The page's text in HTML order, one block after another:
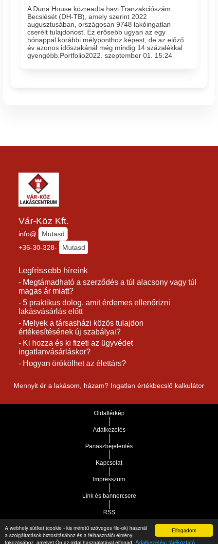
Elfogadom
A webhely sütiket (cookie - kis méretű szöveges file-ok) használ
a szolgáltatások biztosításához és a felhasználói élmény
fokozásához, amelyet Ön az oldal használatával elfogad. Adatkezelési tájékoztató
A Duna House közreadta havi Tranzakciószám
Becslését (DH-TB), amely szerint 2022
augusztusában, országosan 9748 lakóingatlan
cserélt tulajdonost. Ez erősebb ugyan az egy
hónappal korábbi mélyponthoz képest, de az előző
év azonos időszakánál még mindig 14 százalékkal
gyengébb.Portfolio2022. szeptember 01. 15:24
Vár-Köz Kft.
info@
Mutasd
+36-30-328-
Mutasd
Legfrissebb híreink
- Megtámadható a szerződés a túl alacsony vagy túl
magas ár miatt?
- 5 praktikus dolog, amit érdemes ellenőrizni
lakásvásárlás előtt
- Melyek a társasházi közös tulajdon
értékesítésének új szabályai?
- Ki hozza és ki fizeti az ügyvédet
ingatlanvásárláskor?
- Hogyan örökölhet az élettárs?
Mennyit ér a lakásom, házam? Ingatlan értékbecslő kalkulátor
Oldaltérkép
Adatkezelés
Panaszbejelentés
Kapcsolat
Impresszum
Link és bannercsere
RSS
Copyright © 2021.Vár-Köz Kft. - Ingatlan nyilvántartó, ügyviteli és